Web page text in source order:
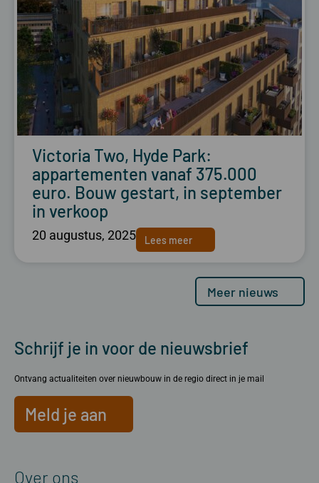
Victoria Two, Hyde Park:
appartementen vanaf 375.000
euro. Bouw gestart, in september
in verkoop
20 augustus, 2025 Lees meer
Meer nieuws
Schrijf je in voor de nieuwsbrief
Ontvang actualiteiten over nieuwbouw in de regio direct in je mail
Meld je aan
Over ons